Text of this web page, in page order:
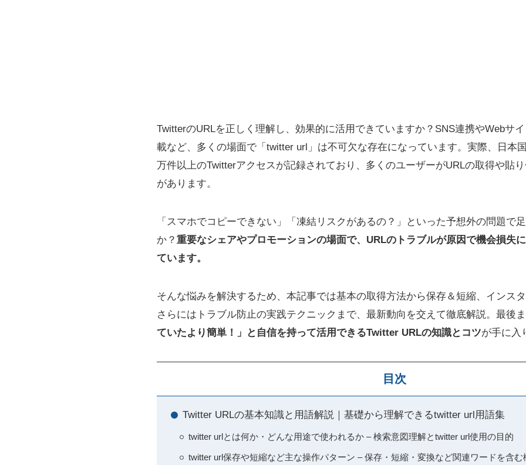
TwitterのURLを正しく理解し、効果的に活用できていますか？SNS連携やWebサ
載など、多くの場面で「twitter url」は不可欠な存在になっています。実際、日本
万件以上のTwitterアクセスが記録されており、多くのユーザーがURLの取得や貼
があります。
「スマホでコピーできない」「凍結リスクがあるの？」といった予想外の問題で
か？ 重要なシェアやプロモーションの場面で、URLのトラブルが原因で機会損失
ています。
そんな悩みを解決するため、本記事では基本の取得方法から保存＆短縮、インスタ
さらにはトラブル防止の実践テクニックまで、最新動向を交えて徹底解説。最後ま
ていたより簡単！」と自信を持って活用できるTwitter URLの知識とコツが手に入
目次
Twitter URLの基本知識と用語解説｜基礎から理解できるtwitter url用語集
twitter urlとは何か・どんな用途で使われるか – 検索意図理解とtwitter url使用の目的
twitter url保存や短縮など主な操作パターン – 保存・短縮・変換など関連ワードを含む